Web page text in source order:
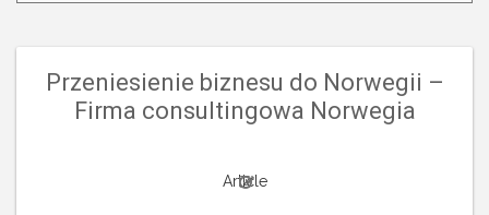
Przeniesienie biznesu do Norwegii –
Firma consultingowa Norwegia
Article